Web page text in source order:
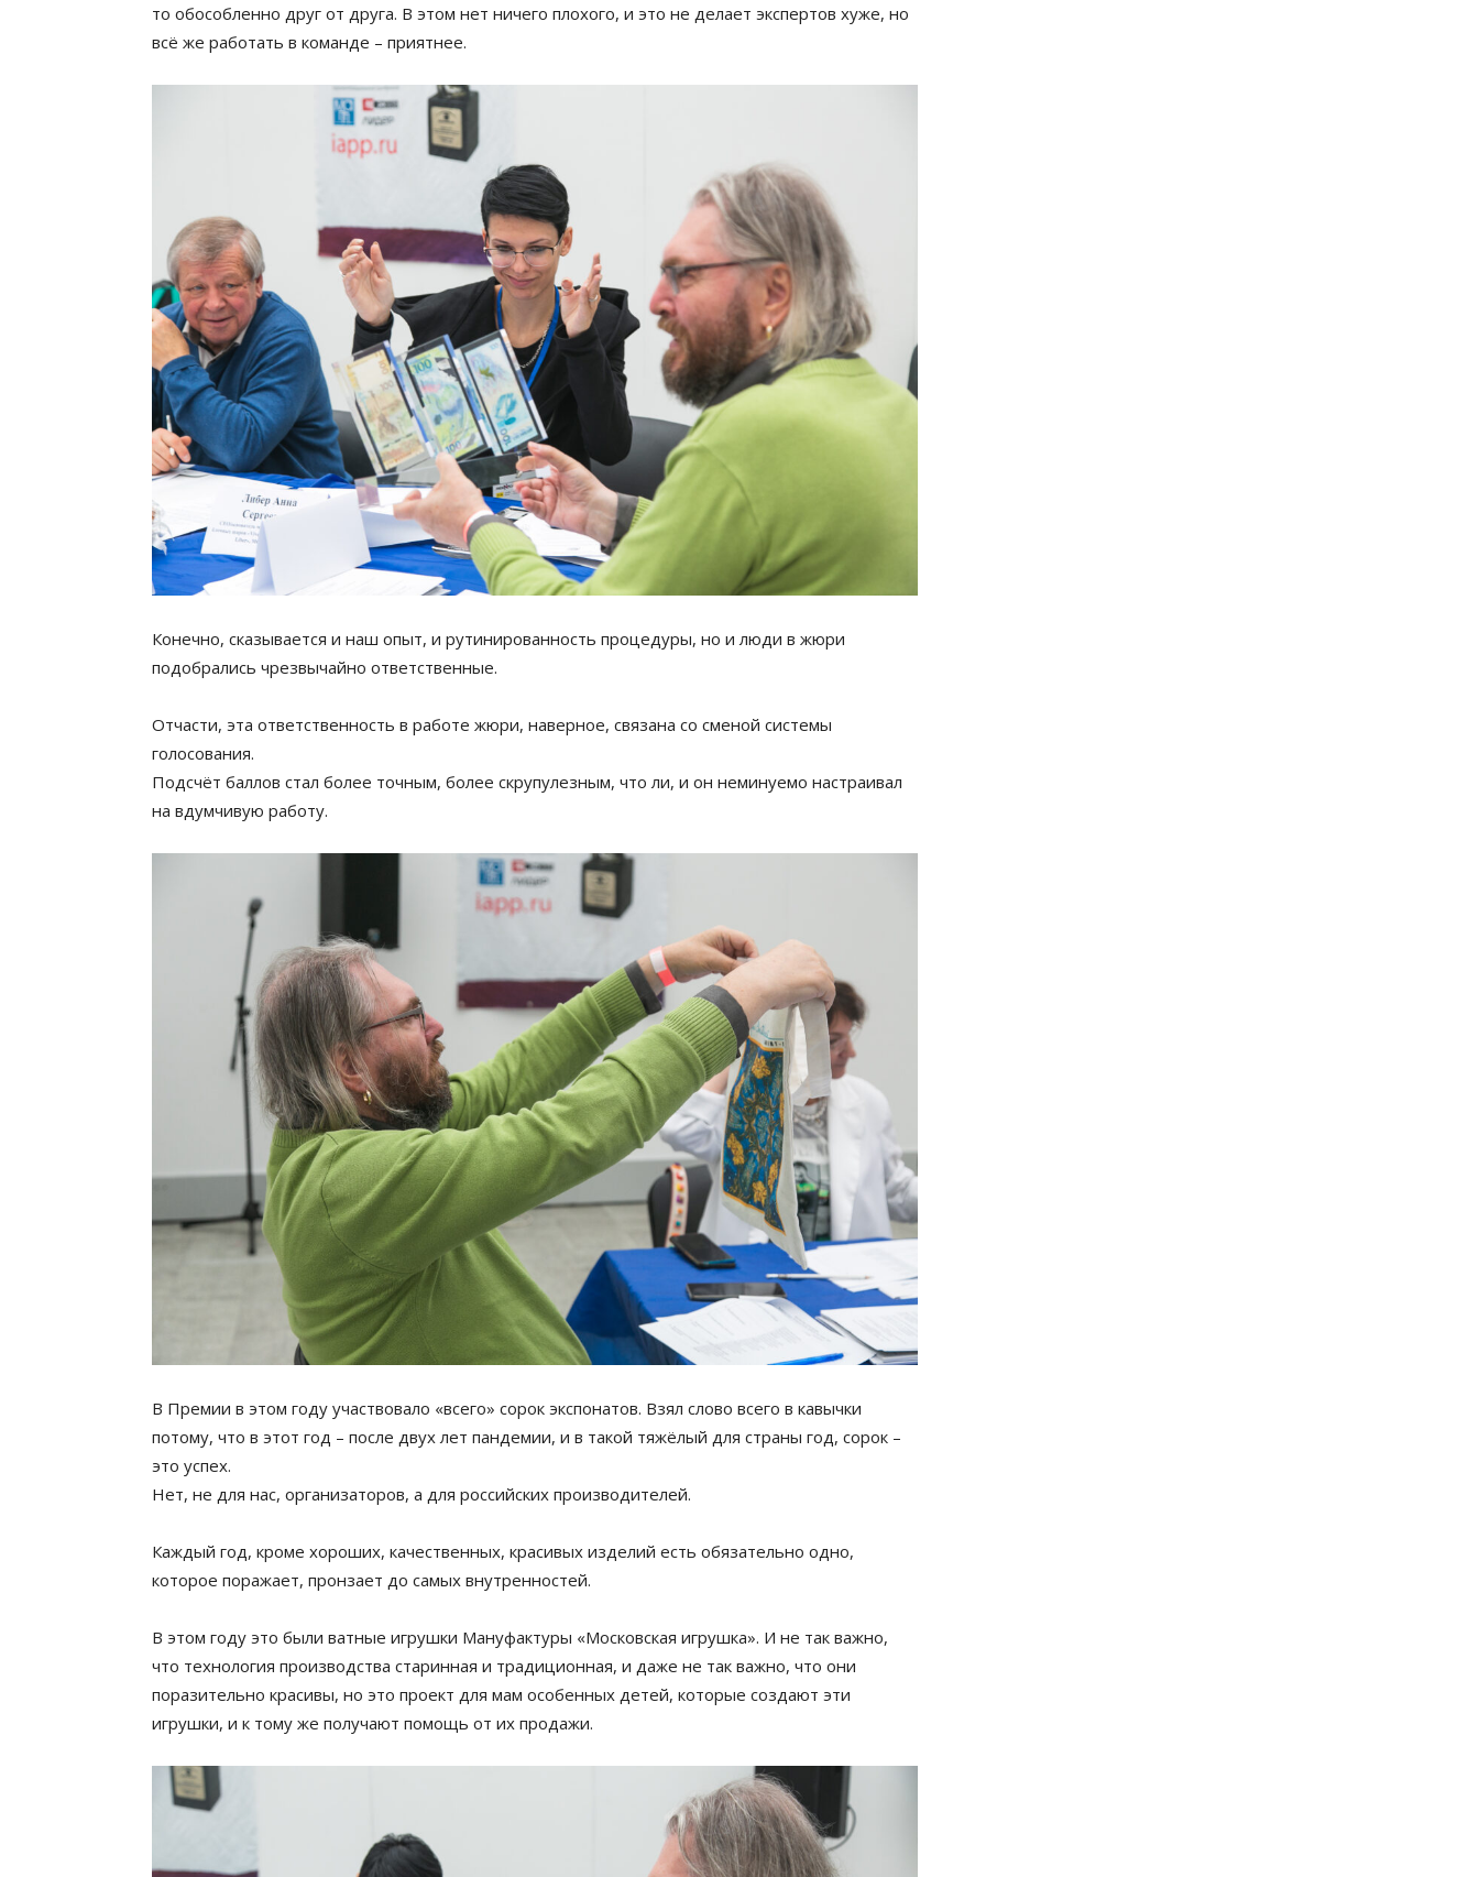
то обособленно друг от друга. В этом нет ничего плохого, и это не делает экспертов хуже, но
всё же работать в команде – приятнее.
Конечно, сказывается и наш опыт, и рутинированность процедуры, но и люди в жюри
подобрались чрезвычайно ответственные.
Отчасти, эта ответственность в работе жюри, наверное, связана со сменой системы
голосования.
Подсчёт баллов стал более точным, более скрупулезным, что ли, и он неминуемо настраивал
на вдумчивую работу.
В Премии в этом году участвовало «всего» сорок экспонатов. Взял слово всего в кавычки
потому, что в этот год – после двух лет пандемии, и в такой тяжёлый для страны год, сорок –
это успех.
Нет, не для нас, организаторов, а для российских производителей.
Каждый год, кроме хороших, качественных, красивых изделий есть обязательно одно,
которое поражает, пронзает до самых внутренностей.
В этом году это были ватные игрушки Мануфактуры «Московская игрушка». И не так важно,
что технология производства старинная и традиционная, и даже не так важно, что они
поразительно красивы, но это проект для мам особенных детей, которые создают эти
игрушки, и к тому же получают помощь от их продажи.